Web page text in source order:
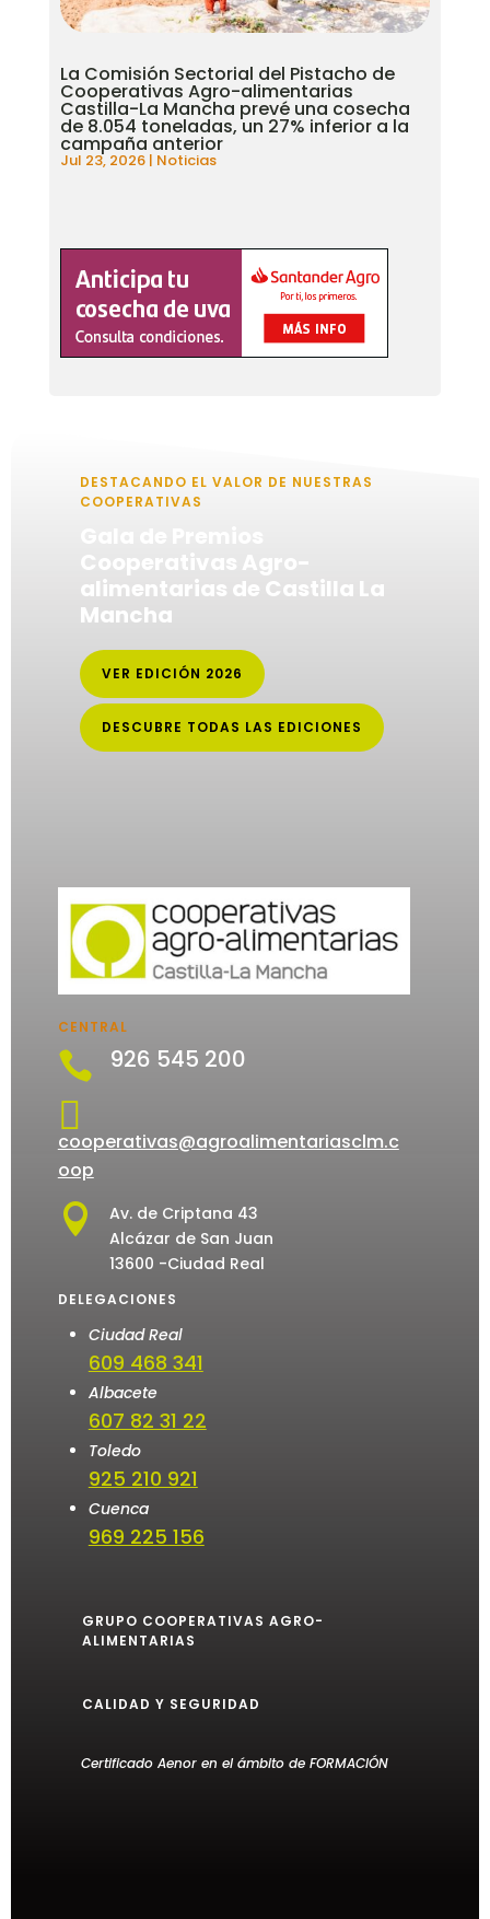
La Comisión Sectorial del Pistacho de
Cooperativas Agro-alimentarias
Castilla-La Mancha prevé una cosecha
de 8.054 toneladas, un 27% inferior a la
campaña anterior
Jul 23, 2026| Noticias
DESTACANDO EL VALOR DE NUESTRAS
COOPERATIVAS
Cooperativas Agro-
alimentarias de Castilla La
Mancha
VER EDICIÓN 2026
DESCUBRE TODAS LAS EDICIONES
CENTRAL
 926 545 200

cooperativas@agroalimentariasclm.c
oop

Av. de Criptana 43
Alcázar de San Juan
13600 -Ciudad Real
DELEGACIONES
Ciudad Real
609 468 341
Albacete
607 82 31 22
Toledo
925 210 921
Cuenca
969 225 156
GRUPO COOPERATIVAS AGRO-
ALIMENTARIAS
CALIDAD Y SEGURIDAD
Certificado Aenor en el ámbito de FORMACIÓN